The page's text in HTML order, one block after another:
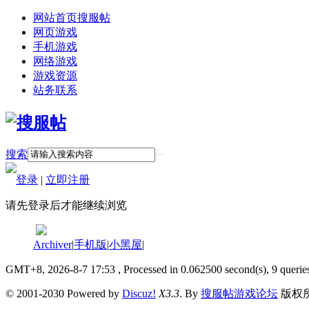
网站首页搜服帖
网页游戏
手机游戏
网络游戏
游戏资源
站务联系
搜索
登录 | 立即注册
请先登录后才能继续浏览
Archiver|手机版|小黑屋|
GMT+8, 2026-8-7 17:53 , Processed in 0.062500 second(s), 9
© 2001-2030 Powered by Discuz! X3.3. By 搜服帖游戏论坛 版权